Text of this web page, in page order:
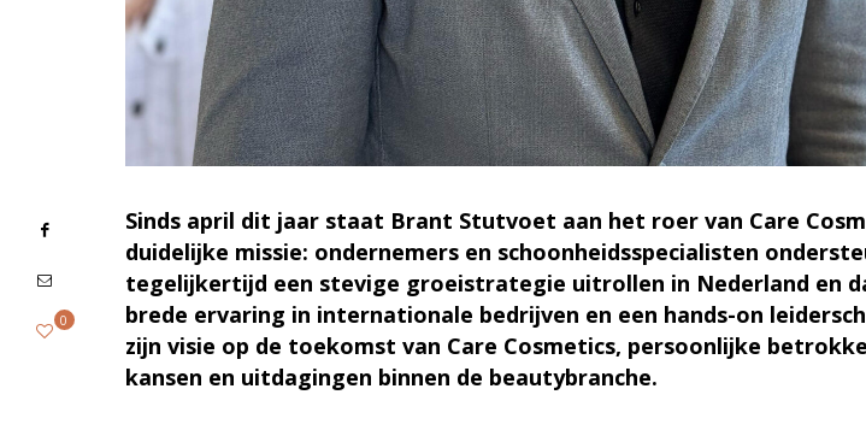
Sinds april dit jaar staat Brant Stutvoet aan het roer van Care
duidelijke missie: ondernemers en schoonheidsspecialisten
tegelijkertijd een stevige groeistrategie uitrollen in Nederland en
brede ervaring in internationale bedrijven en een hands-on
zijn visie op de toekomst van Care Cosmetics, persoonlijke
kansen en uitdagingen binnen de beautybranche.
0